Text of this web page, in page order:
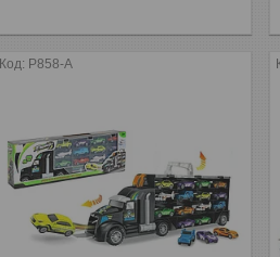
P858-A